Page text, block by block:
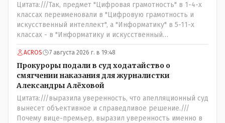
Цитата:///Так, предмет "Цифровая грамотность" в 1-4-х
классах переименовали в "Цифровую грамотность и
искусственный интеллект", а "Информатику" в 5-11-х
классах - в "Информатику и искусственный
интеллект"./// Заголовок статьи: ..///.Новые предметы
появятся в школах Казахстана.../// А, в самой статье
написано, что: "...переименовали...//" - где правильно ???
И они эти НОВЫЕ предметы действительно - появились
или же их банально ПЕРЕИМЕНОВАЛИ и завтра обьявят
это очередной и бесконечно длящей на протяжении вот
уже более ТРИДЦАТИ лет: - новой школьной
РЕФОРМОЙ.
ACROS 7 августа 2026 г. в 19:48
Прокуроры подали в суд ходатайство о
смягчении наказания для журналистки
Александры Алёховой
Цитата:///выразила уверенность, что апелляционный суд
вынесет объективное и справедливое решение.///
Почему вице-премьер, выразил уверенность именно в